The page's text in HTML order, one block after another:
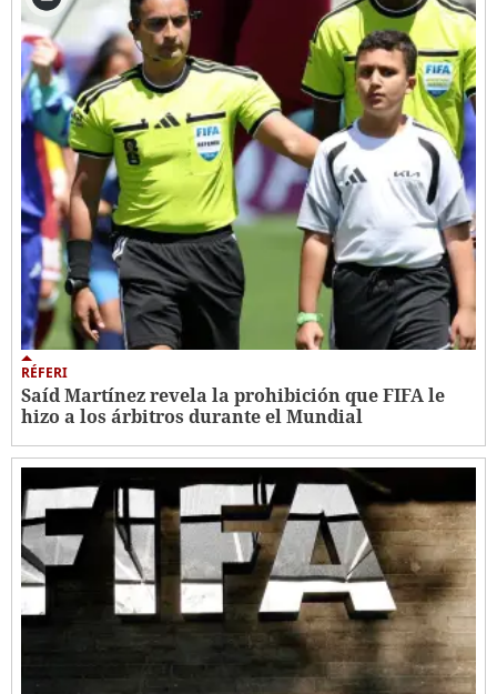
RÉFERI
Saíd Martínez revela la prohibición que FIFA le
hizo a los árbitros durante el Mundial